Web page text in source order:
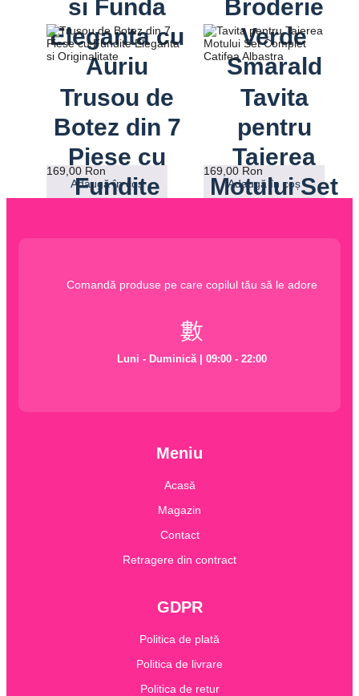
si Funda
Eleganta cu
Auriu
Broderie
Verde
Smarald
Trusou de
Botez din 7
Piese cu
Fundite
Originalitate
169,00 Ron
Adaugă în coș
Tavita
pentru
Taierea
Motului Set
Catifea
Albastra
169,00 Ron
Adaugă în coș
Comandă produse pe care copilul tău să le adore
Luni - Duminică | 09:00 - 22:00
Meniu
Acasă
Magazin
Contact
Retragere din contract
GDPR
Politica de plată
Politica de livrare
Politica de retur